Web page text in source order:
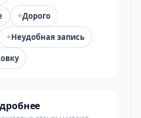
+Дорого
+Неудобная запись